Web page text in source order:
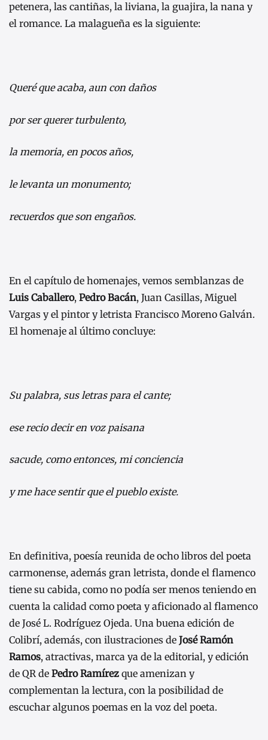
petenera, las cantiñas, la liviana, la guajira, la nana y
el romance. La malagueña es la siguiente:
Queré que acaba, aun con daños
por ser querer turbulento,
la memoria, en pocos años,
le levanta un monumento;
recuerdos que son engaños.
En el capítulo de homenajes, vemos semblanzas de
Luis Caballero, Pedro Bacán, Juan Casillas, Miguel
Vargas y el pintor y letrista Francisco Moreno Galván.
El homenaje al último concluye:
Su palabra, sus letras para el cante;
ese recio decir en voz paisana
sacude, como entonces, mi conciencia
y me hace sentir que el pueblo existe.
En definitiva, poesía reunida de ocho libros del poeta
carmonense, además gran letrista, donde el flamenco
tiene su cabida, como no podía ser menos teniendo en
cuenta la calidad como poeta y aficionado al flamenco
de José L. Rodríguez Ojeda. Una buena edición de
Colibrí, además, con ilustraciones de José Ramón
Ramos, atractivas, marca ya de la editorial, y edición
de QR de Pedro Ramírez que amenizan y
complementan la lectura, con la posibilidad de
escuchar algunos poemas en la voz del poeta.